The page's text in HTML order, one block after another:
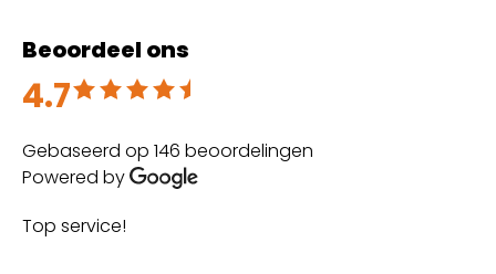
Beoordeel ons
4.7
Beoordeeld met 4.7 uit 5
Gebaseerd op 146 beoordelingen
Powered by
Top service!